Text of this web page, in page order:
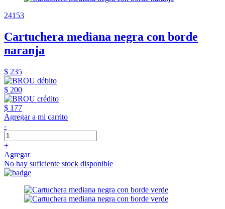
24153
Cartuchera mediana negra con borde
naranja
$ 235
$ 200
$ 177
Agregar a mi carrito
-
+
Agregar
No hay suficiente stock disponible